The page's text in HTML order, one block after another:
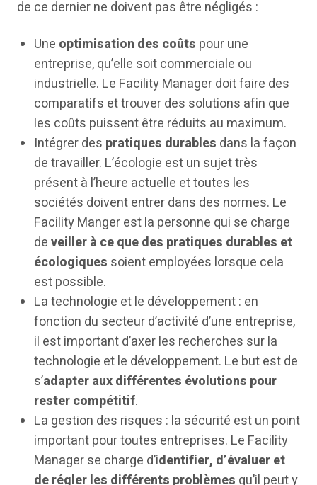
de ce dernier ne doivent pas être négligés :
Une optimisation des coûts pour une
entreprise, qu’elle soit commerciale ou
industrielle. Le Facility Manager doit faire des
comparatifs et trouver des solutions afin que
les coûts puissent être réduits au maximum.
Intégrer des pratiques durables dans la façon
de travailler. L’écologie est un sujet très
présent à l’heure actuelle et toutes les
sociétés doivent entrer dans des normes. Le
Facility Manger est la personne qui se charge
deveiller à ce que des pratiques durables et
écologiques soient employées lorsque cela
est possible.
La technologie et le développement : en
fonction du secteur d’activité d’une entreprise,
il est important d’axer les recherches sur la
technologie et le développement. Le but est de
s’adapter aux différentes évolutions pour
rester compétitif.
La gestion des risques : la sécurité est un point
important pour toutes entreprises. Le Facility
Manager se charge d’identifier, d’évaluer et
de régler les différents problèmes qu’il peut y